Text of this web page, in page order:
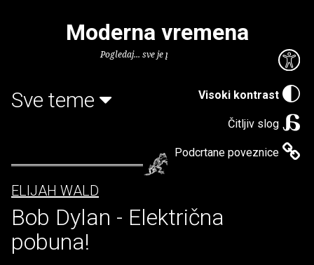
Visoki kontrast
Čitljiv slog
Podcrtane poveznice
Moderna vremena
Pogledaj... sve je puno knjiga.
Sve teme
ELIJAH WALD
Bob Dylan - Električna
pobuna!